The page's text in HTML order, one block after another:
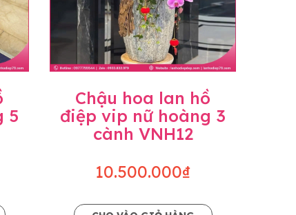
5
Chậu hoa lan hồ
điệp vip nữ hoàng 3
cành VNH12
10.500.000₫